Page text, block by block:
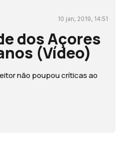
10 jan, 2019, 14:51
dos Açores
(Vídeo)
não poupou críticas ao